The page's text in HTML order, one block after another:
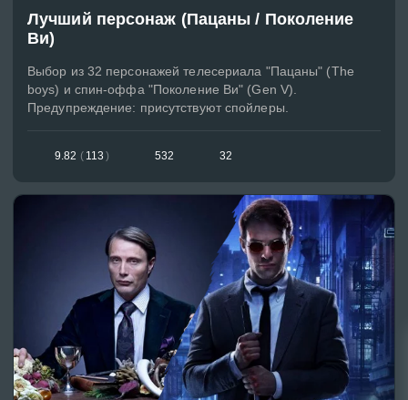
Лучший персонаж (Пацаны / Поколение
Ви)
Выбор из 32 персонажей телесериала "Пацаны" (The
boys) и спин-оффа "Поколение Ви" (Gen V).
Предупреждение: присутствуют спойлеры.
9.82 ( 113 ) 532 32